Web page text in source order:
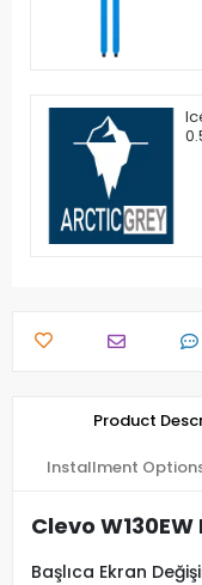
Product
Installment
Clevo
Başlıca Ekran